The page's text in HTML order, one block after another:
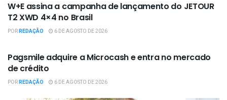
W+E assina a campanha de lançamento do JETOUR
T2 XWD 4×4 no Brasil
PORREDAÇÃO 6 DE AGOSTO DE 2026
Pagsmile adquire a Microcash e entra no mercado
de crédito
PORREDAÇÃO 6 DE AGOSTO DE 2026